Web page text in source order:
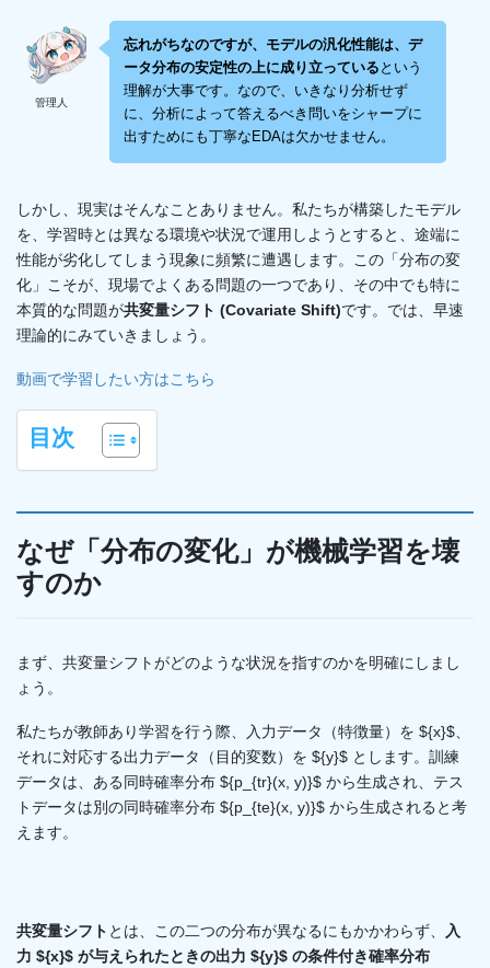
管理人
忘れがちなのですが、モデルの汎化性能は、デ
ータ分布の安定性の上に成り立っている という
理解が大事です。なので、いきなり分析せず
に、分析によって答えるべき問いをシャープに
出すためにも丁寧なEDAは欠かせません。
しかし、現実はそんなことありません。私たちが構築したモデル
を、学習時とは異なる環境や状況で運用しようとすると、途端に
性能が劣化してしまう現象に頻繁に遭遇します。この「分布の変
化」こそが、現場でよくある問題の一つであり、その中でも特に
本質的な問題が共変量シフト (Covariate Shift)です。では、早速
理論的にみていきましょう。
動画で学習したい方はこちら
目次
なぜ「分布の変化」が機械学習を壊
すのか
まず、共変量シフトがどのような状況を指すのかを明確にしまし
ょう。
私たちが教師あり学習を行う際、入力データ（特徴量）を ${x}$、
それに対応する出力データ（目的変数）を ${y}$ とします。訓練
データは、ある同時確率分布 ${p_{tr}(x, y)}$ から生成され、テス
トデータは別の同時確率分布 ${p_{te}(x, y)}$ から生成されると考
えます。
共変量シフト とは、この二つの分布が異なるにもかかわらず、
入
力 ${x}$ が与えられたときの出力 ${y}$ の条件付き確率分布